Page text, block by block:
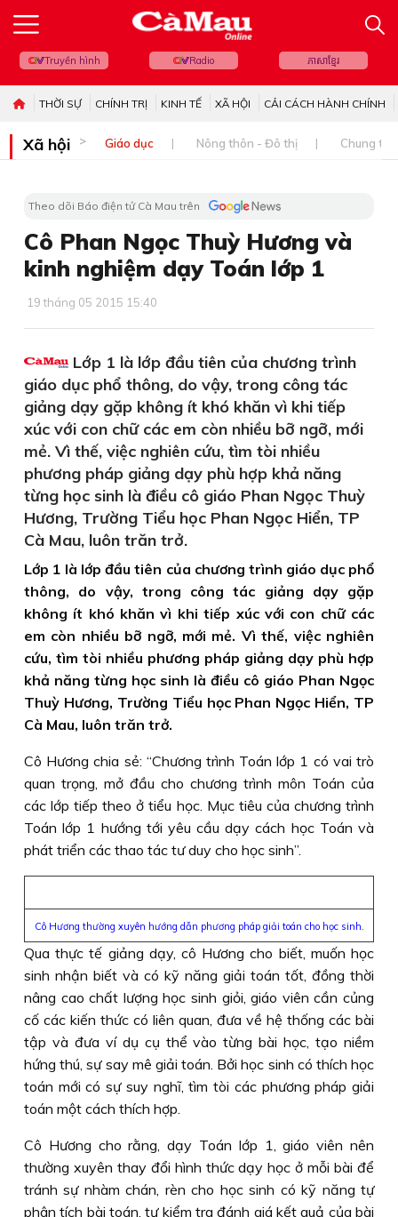
Truyền hình Radio ភាសាខ្មែរ
THỜI SỰ CHÍNH TRỊ KINH TẾ XÃ HỘI CẢI CÁCH HÀNH CHÍNH
Xã hội Giáo dục Nông thôn - Đô thị Chung
Theo dõi Báo điện tử Cà Mau trên
Cô Phan Ngọc Thuỳ Hương và
kinh nghiệm dạy Toán lớp 1
19 tháng 05 2015 15:40
Lớp 1 là lớp đầu tiên của chương trình
giáo dục phổ thông, do vậy, trong công tác
giảng dạy gặp không ít khó khăn vì khi tiếp
xúc với con chữ các em còn nhiều bỡ ngỡ, mới
mẻ. Vì thế, việc nghiên cứu, tìm tòi nhiều
phương pháp giảng dạy phù hợp khả năng
từng học sinh là điều cô giáo Phan Ngọc Thuỳ
Hương, Trường Tiểu học Phan Ngọc Hiển, TP
Cà Mau, luôn trăn trở.
Lớp 1 là lớp đầu tiên của chương trình giáo dục phổ
thông, do vậy, trong công tác giảng dạy gặp
không ít khó khăn vì khi tiếp xúc với con chữ các
em còn nhiều bỡ ngỡ, mới mẻ. Vì thế, việc nghiên
cứu, tìm tòi nhiều phương pháp giảng dạy phù hợp
khả năng từng học sinh là điều cô giáo Phan Ngọc
Thuỳ Hương, Trường Tiểu học Phan Ngọc Hiển, TP
Cà Mau, luôn trăn trở.
Cô Hương chia sẻ: “Chương trình Toán lớp 1 có vai trò
quan trọng, mở đầu cho chương trình môn Toán của
các lớp tiếp theo ở tiểu học. Mục tiêu của chương trình
Toán lớp 1 hướng tới yêu cầu dạy cách học Toán và
phát triển các thao tác tư duy cho học sinh”.
Cô Hương thường xuyên hướng dẫn phương pháp giải toán cho học sinh.
Qua thực tế giảng dạy, cô Hương cho biết, muốn học
sinh nhận biết và có kỹ năng giải toán tốt, đồng thời
nâng cao chất lượng học sinh giỏi, giáo viên cần củng
cố các kiến thức có liên quan, đưa về hệ thống các bài
tập và đưa ví dụ cụ thể vào từng bài học, tạo niềm
hứng thú, sự say mê giải toán. Bởi học sinh có thích học
toán mới có sự suy nghĩ, tìm tòi các phương pháp giải
toán một cách thích hợp.
Cô Hương cho rằng, dạy Toán lớp 1, giáo viên nên
thường xuyên thay đổi hình thức dạy học ở mỗi bài để
tránh sự nhàm chán, rèn cho học sinh có kỹ năng tự
phân tích bài toán, tự kiểm tra đánh giá kết quả của bài